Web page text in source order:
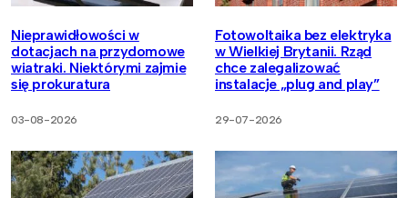
Nieprawidłowości w
dotacjach na przydomowe
wiatraki. Niektórymi zajmie
się prokuratura
03-08-2026
Fotowoltaika bez elektryka
w Wielkiej Brytanii. Rząd
chce zalegalizować
instalacje „plug and play”
29-07-2026